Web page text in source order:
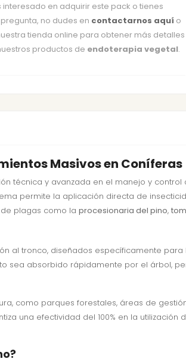
interesado en adquirir este pack o tienes
no dudes en contactarnos aquí o
tienda online para obtener más detalles
productos de endoterapia vegetal.
Masivos en Coníferas
técnica y avanzada en el manejo y
permite la aplicación directa de
plagas como la procesionaria del pino,
al tronco, diseñados específicamente
sea absorbido rápidamente por el árbol,
como parques forestales, áreas de
una efectividad del 100% en la utilización